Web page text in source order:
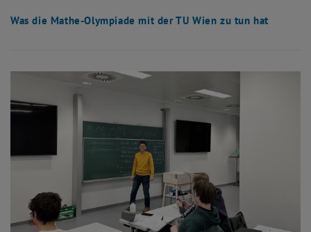
Was die Mathe-Olympiade mit der TU Wien zu tun hat